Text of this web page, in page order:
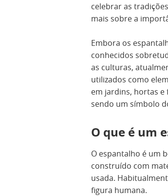
celebrar as
mais sobre a
Embora os
conhecidos
as culturas,
utilizados como
em jardins, hortas e
sendo um símbolo
O que é um
O espantalho é um
construído com
usada.
figura humana.